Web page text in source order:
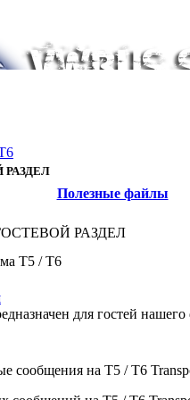
РАЗДЕЛ
Полезные файлы
РАЗДЕЛ
Т5 / T6
для гостей
сообщения на T5 / T6